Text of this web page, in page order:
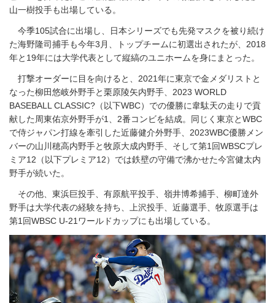
山一樹投手も出場している。
今季105試合に出場し、日本シリーズでも先発マスクを被り続け
た海野隆司捕手も今年3月、トップチームに初選出されたが、2018
年と19年には大学代表として縦縞のユニホームを身にまとった。
打撃オーダーに目を向けると、2021年に東京で金メダリストと
なった柳田悠岐外野手と栗原陵矢内野手、2023 WORLD
BASEBALL CLASSIC?（以下WBC）での優勝に韋駄天の走りで貢
献した周東佑京外野手が1、2番コンビを結成。同じく東京とWBC
で侍ジャパン打線を牽引した近藤健介外野手、2023WBC優勝メン
バーの山川穂高内野手と牧原大成内野手、そして第1回WBSCプレ
ミア12（以下プレミア12）では鉄壁の守備で沸かせた今宮健太内
野手が続いた。
その他、東浜巨投手、有原航平投手、嶺井博希捕手、柳町達外
野手は大学代表の経験を持ち、上沢投手、近藤選手、牧原選手は
第1回WBSC U-21ワールドカップにも出場している。